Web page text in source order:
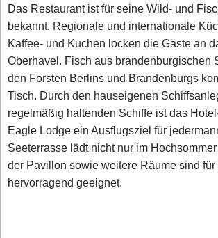
Das Restaurant ist für seine Wild- und
bekannt. Regionale und internationale
Kaffee- und Kuchen locken die Gäste an
Oberhavel. Fisch aus brandenburgischen
den Forsten Berlins und Brandenburgs
Tisch. Durch den hauseigenen
regelmäßig haltenden Schiffe ist das
Eagle Lodge ein Ausflugsziel für
Seeterrasse lädt nicht nur im
der Pavillon sowie weitere Räume sind
hervorragend geeignet.